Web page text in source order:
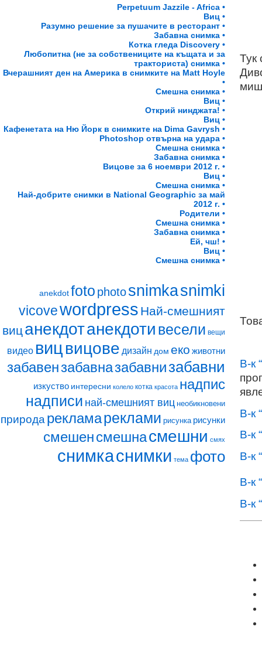
Тук
В-к
В-к
В-к
В-к
В-к
В-к
Perpetuum Jazzile - Africa •
Виц •
Разумно решение за пушачите в ресторант •
Забавна снимка •
Котка гледа Discovery •
Любопитна (не за собствениците на къщата и за
тракториста) снимка •
Вчерашният ден на Америка в снимките на Matt Hoyle
•
Смешна снимка •
Виц •
Открий нинджата! •
Виц •
Кафенетата на Ню Йорк в снимките на Dima Gavrysh •
Photoshop отвърна на удара •
Смешна снимка •
Забавна снимка •
Вицове за 6 ноември 2012 г. •
Виц •
Смешна снимка •
Най-добрите снимки в National Geographic за май
2012 г. •
Родители •
Смешна снимка •
Забавна снимка •
Ей, чш! •
Виц •
Смешна снимка •
anekdotfoto photosnimkasnimki
vicovewordpress Най-смешният
вицанекдотанекдоти весели вещи
видео вицвицове дизайн дом еко животни
забавензабавназабавнизабавни
изкуство интересни колело котка красота надпис
надписи най-смешният виц необикновени
природа рекламареклами рисунка рисунки
смешенсмешнасмешни смях
снимкаснимки тема фото